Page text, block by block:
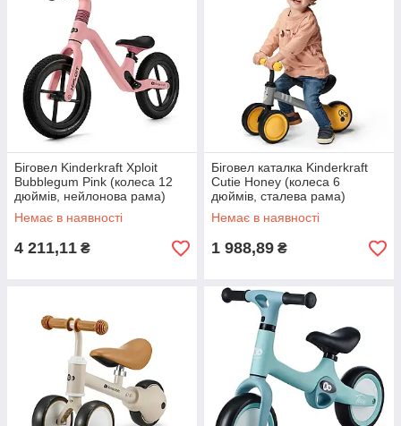
Біговел Kinderkraft Xploit
Bubblegum Pink (колеса 12
дюймів, нейлонова рама)
Немає в наявності
4 211,11 ₴
Біговел каталка Kinderkraft
Cutie Honey (колеса 6
дюймів, сталева рама)
Немає в наявності
1 988,89 ₴